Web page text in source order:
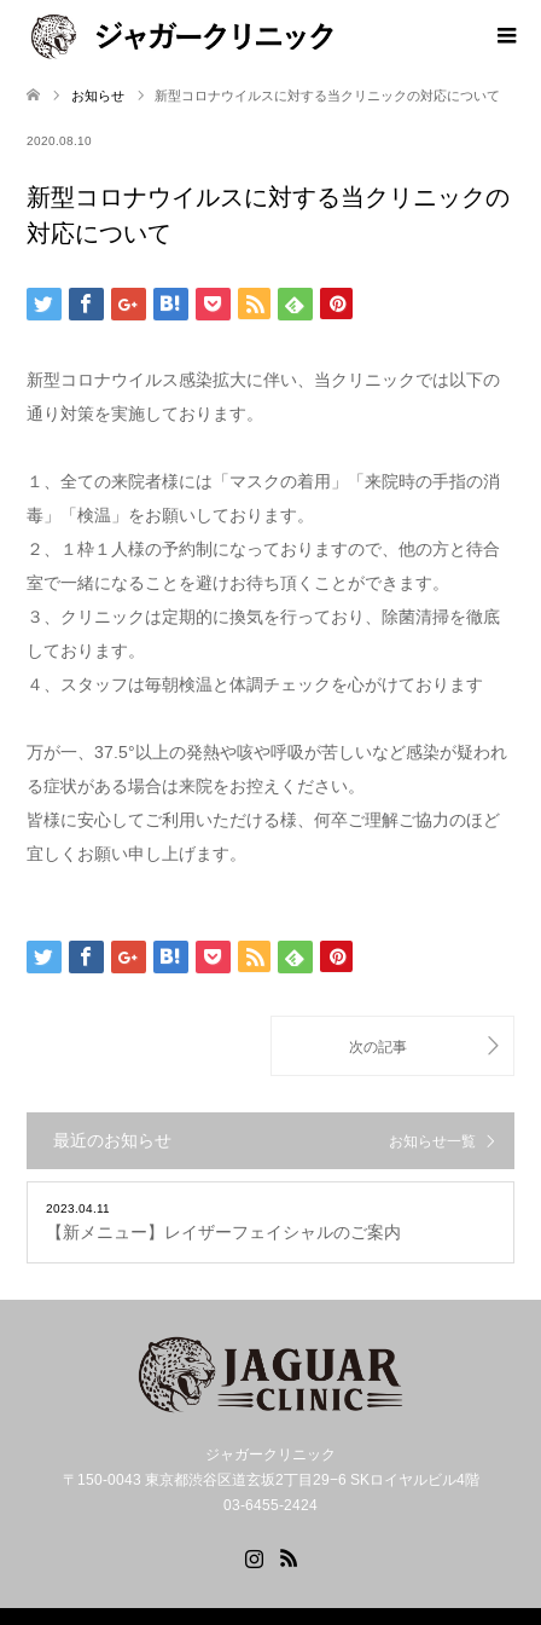
お知らせ 新型コロナウイルスに対する当クリニックの対応について
2020.08.10
新型コロナウイルスに対する当クリニックの
対応について
新型コロナウイルス感染拡大に伴い、当クリニックでは以下の
通り対策を実施しております。
１、全ての来院者様には「マスクの着用」「来院時の手指の消
毒」「検温」をお願いしております。
２、１枠１人様の予約制になっておりますので、他の方と待合
室で一緒になることを避けお待ち頂くことができます。
３、クリニックは定期的に換気を行っており、除菌清掃を徹底
しております。
４、スタッフは毎朝検温と体調チェックを心がけております
万が一、37.5°以上の発熱や咳や呼吸が苦しいなど感染が疑われ
る症状がある場合は来院をお控えください。
皆様に安心してご利用いただける様、何卒ご理解ご協力のほど
宜しくお願い申し上げます。
最近のお知らせ お知らせ一覧
2023.04.11
【新メニュー】レイザーフェイシャルのご案内
ジャガークリニック
〒150-0043 東京都渋谷区道玄坂2丁目29−6 SKロイヤルビル4階
03-6455-2424